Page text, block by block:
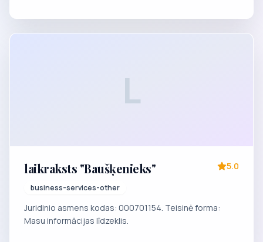
L
laikraksts "Baušķenieks"
business-services-other
5.0
Juridinio asmens kodas: 000701154. Teisinė forma:
Masu informācijas līdzeklis.